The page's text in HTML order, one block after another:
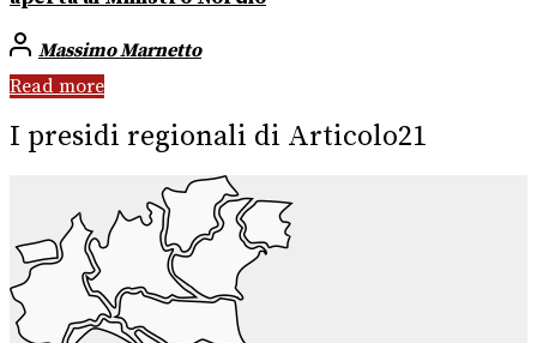
Massimo Marnetto
Read more
I presidi regionali di Articolo21